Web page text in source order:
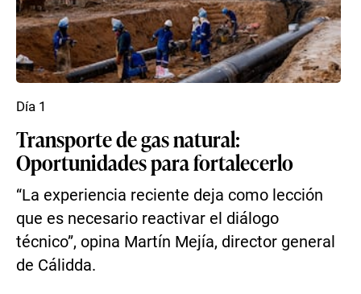
Transporte de gas natural:
Oportunidades para fortalecerlo
“La experiencia reciente deja como lección
que es necesario reactivar el diálogo
técnico”, opina Martín Mejía, director general
de Cálidda.
Día 1